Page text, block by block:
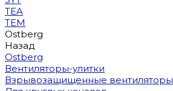
TEA
TEM
Ostberg
Назад
Ostberg
Вентиляторы-улитки
Взрывозащищенные вентиляторы